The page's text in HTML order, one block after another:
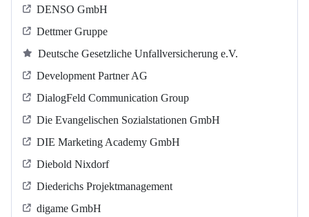
DENSO GmbH
Dettmer Gruppe
Deutsche Gesetzliche Unfallversicherung e.V.
Development Partner AG
DialogFeld Communication Group
Die Evangelischen Sozialstationen GmbH
DIE Marketing Academy GmbH
Diebold Nixdorf
Diederichs Projektmanagement
digame GmbH